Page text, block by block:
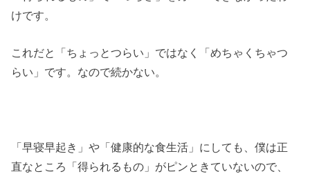
けです。
これだと「ちょっとつらい」ではなく「めちゃくちゃつ
らい」です。なので続かない。
「早寝早起き」や「健康的な食生活」にしても、僕は正
直なところ「得られるもの」がピンときていないので、